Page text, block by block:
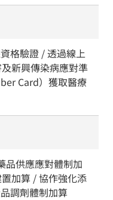
格驗證 / 透過線上
新興傳染病應對準
Card）獲取醫療
品供應應對體制加
加算 / 協作強化添
調劑體制加算